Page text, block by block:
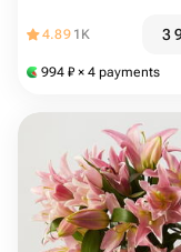
4.89 1K 3
994 ₽ × 4 payments